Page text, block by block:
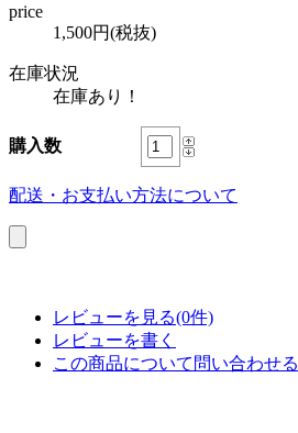
price
1,500円(税抜)
在庫状況
在庫あり！
購入数
配送・お支払い方法について
レビューを見る(0件)
レビューを書く
この商品について問い合わせる